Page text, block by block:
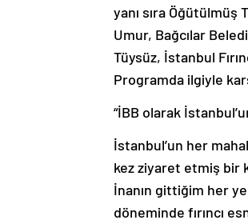
yanı sıra Öğütülmüş
Umur, Bağcılar
Tüysüz, İstanbul
Programda ilgiyle
“İBB olarak
İstanbul’un her
kez ziyaret etmiş bir
İnanın gittiğim her
döneminde fırıncı